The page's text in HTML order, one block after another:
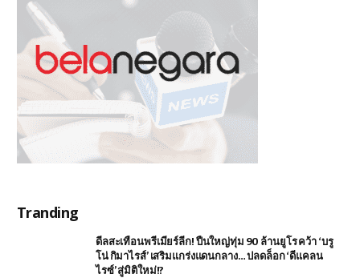
Tranding
ดีลสะเทือนพรีเมียร์ลีก! ปืนใหญ่ทุ่ม 90 ล้านยูโร คว้า ‘บรู
โน่ กิมาไรส์’ เสริมแกร่งแดนกลาง… ปลดล็อก ‘ดีแคลน
ไรซ์’ สู่มิติใหม่!?